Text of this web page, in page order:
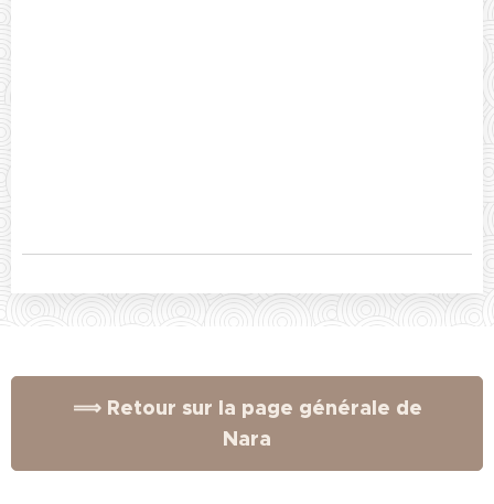
⟹ Retour sur la page générale de
Nara